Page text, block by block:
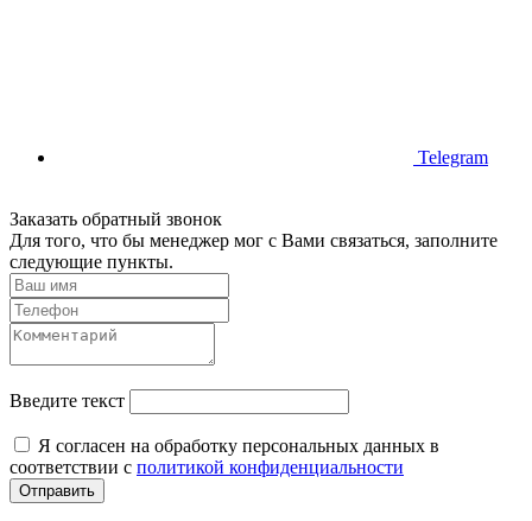
Telegram
Заказать обратный звонок
Для того, что бы менеджер мог с Вами связаться, заполните
следующие пункты.
Введите текст
Я согласен на обработку персональных данных в
соответствии с политикой конфиденциальности
Отправить